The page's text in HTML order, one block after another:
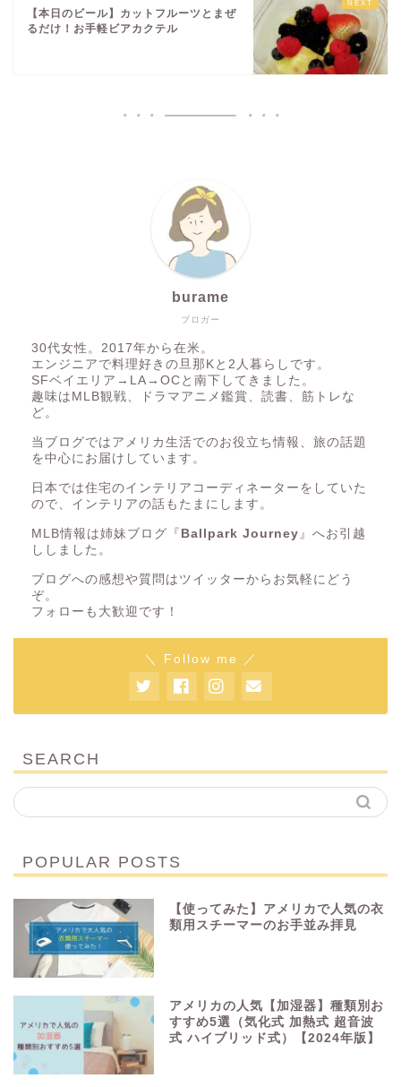
【本日のビール】カットフルーツとまぜ
るだけ！お手軽ビアカクテル
ブロガー
burame
30代女性。2017年から在米。
エンジニアで料理好きの旦那Kと2人暮らしです。
SFベイエリア→LA→OCと南下してきました。
趣味はMLB観戦、ドラマアニメ鑑賞、読書、筋トレな
ど。
当ブログではアメリカ生活でのお役立ち情報、旅の話題
を中心にお届けしています。
日本では住宅のインテリアコーディネーターをしていた
ので、インテリアの話もたまにします。
MLB情報は姉妹ブログ『 Ballpark Journey 』へお引越
ししました。
ブログへの感想や質問はツイッターからお気軽にどう
ぞ。
フォローも大歓迎です！
＼ Follow me ／
SEARCH
POPULAR POSTS
【使ってみた】アメリカで人気の衣
類用スチーマーのお手並み拝見
アメリカの人気【加湿器】種類別お
すすめ5選（気化式 加熱式 超音波
式 ハイブリッド式）【2024年版】